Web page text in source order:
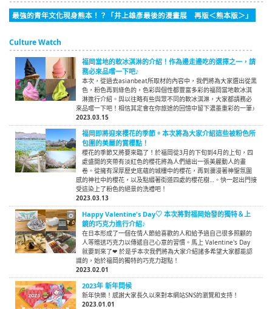
最強的青年文化現身熊本！？「井上雄彥最後的漫畫展 再版＜熊本版＞」
Culture Watch
福岡當地的軟冰淇淋的介紹！作為邊走邊吃的選擇之一，請
務必來品嚐一下吧♪
本次，從過去asianbeat所取材的內容中，我們將為大家選出從黑
色，粉色再到綠色的，色彩與個性都豐富多彩的福岡當地軟冰淇
淋進行介紹。與以往略有些與眾不同的軟冰淇淋，大家都請務必
來品嚐一下吧！相信其定會在你旅途的回憶中留下濃墨重彩的一筆♪
2023.03.15
福岡即將迎來櫻花的季節。本次將為大家介紹這些被粉色所
包圍的美麗的賞櫻點！
櫻花的季節又將要來臨了！於福岡從3月的下旬到4月的上旬，四
處盛開的夾帶有淡紅色的櫻花將為人們繪出一張美麗動人的畫
卷。從擁有深厚歷史底蘊的城樓中的櫻花，再到瀰漫著神聖氛圍
感的神社中的櫻花，以及點綴著街道四處的櫻花樹…。快一起出門接
受這染上了粉色的絕景的洗禮吧！
2023.03.13
Happy Valentine's Day♡ 本次將對福岡始發的獨特＆上
鏡的巧克力進行介紹♪
在日本形成了一個在情人節給喜歡的人和給予過自己很多照顧的
人等贈送巧克力以傳遞自己心意的習慣。馬上 Valentine's Day
就要到來了❤ 於是乎本次我們將為大家介紹諸多希望大家都能認
識的，始於福岡的獨特的巧克力甜點！
2023.02.01
2023年 新年問候
新年快樂！感謝大家長久以來對本網站SNS的瀏覽和支持！
2023.01.01